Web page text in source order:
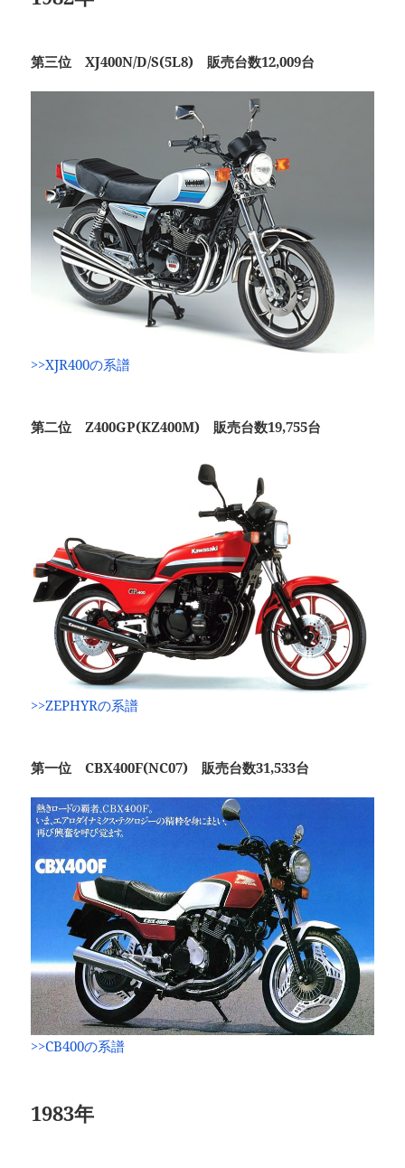
第三位 XJ400N/D/S(5L8) 販売台数12,009台
>>XJR400の系譜
第二位 Z400GP(KZ400M) 販売台数19,755台
>>ZEPHYRの系譜
第一位 CBX400F(NC07) 販売台数31,533台
>>CB400の系譜
1983年